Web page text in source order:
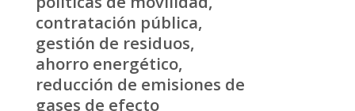
contratación pública,
gestión de residuos,
ahorro energético,
reducción de emisiones de
gases de efecto